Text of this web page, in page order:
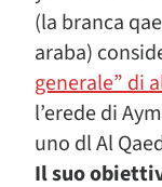
(la branca
araba)
generale” di
l’erede di
uno dl Al
Il suo